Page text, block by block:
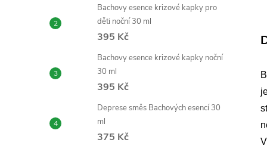
Bachovy esence krizové kapky pro
děti noční 30 ml
395 Kč
Bachovy esence krizové kapky noční
30 ml
395 Kč
Deprese směs Bachových esencí 30
ml
375 Kč